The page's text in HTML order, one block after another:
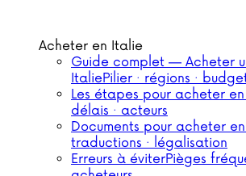
Acheter en Italie
Guide complet — Acheter
ItaliePilier · régions ·
Les étapes pour acheter
délais · acteurs
Documents pour acheter
traductions · légalisation
Erreurs à éviterPièges